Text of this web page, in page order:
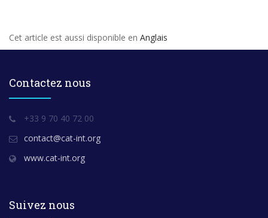
Cet article est aussi disponible en Anglais
Contactez nous
+33 9 70 40 72 00
contact@cat-int.org
www.cat-int.org
Suivez nous